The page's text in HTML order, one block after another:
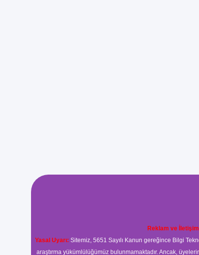
Reklam ve
Yasal Uyarı: Sitemiz, 5651 Sayılı Kanun gereğince Bilgi
araştırma yükümlülüğümüz bulunmamaktadır. Ancak,